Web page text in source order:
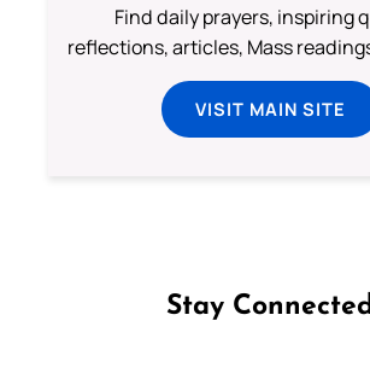
Find daily prayers, inspiring
reflections, articles, Mass
VISIT MAIN SITE
Stay